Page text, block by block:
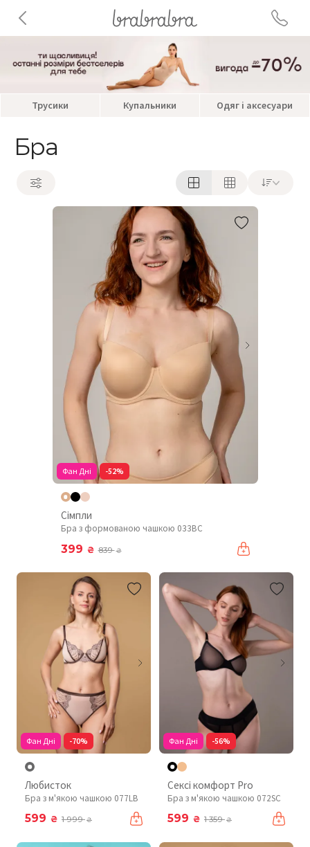
Трусики Купальники Одяг і аксесуари
Бра
Фан Дні -52%
Сімпли
Бра з формованою чашкою 033BC
399 ₴ 839₴
Фан Дні -70%
Любисток
Бра з м'якою чашкою 077LB
599 ₴ 1 999₴
Фан Дні -56%
Сексі комфорт Pro
Бра з м'якою чашкою 072SC
599 ₴ 1 359₴